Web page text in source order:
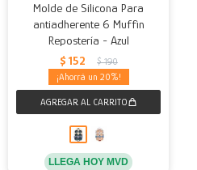
Molde de Silicona Para
antiadherente 6 Muffin
Repostería - Azul
$ 152 $ 190
20
LLEGA HOY MVD